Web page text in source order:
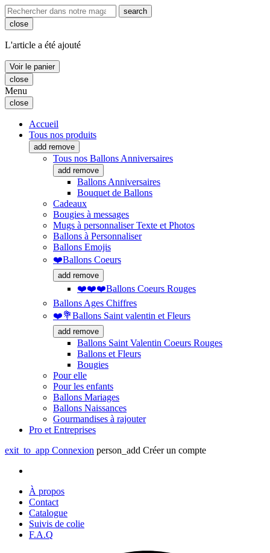
search
close
L'article a été ajouté
Voir le panier
close
Menu
close
Accueil
Tous nos produits
add remove
Tous nos Ballons Anniversaires
add remove
Ballons Anniversaires
Bouquet de Ballons
Cadeaux
Bougies à messages
Mugs à personnaliser Texte et Photos
Ballons à Personnaliser
Ballons Emojis
❤️Ballons Coeurs
add remove
❤️❤️❤️Ballons Coeurs Rouges
Ballons Ages Chiffres
❤️💐Ballons Saint valentin et Fleurs
add remove
Ballons Saint Valentin Coeurs Rouges
Ballons et Fleurs
Bougies
Pour elle
Pour les enfants
Ballons Mariages
Ballons Naissances
Gourmandises à rajouter
Pro et Entreprises
exit_to_app Connexion person_add Créer un compte
À propos
Contact
Catalogue
Suivis de colie
F.A.Q